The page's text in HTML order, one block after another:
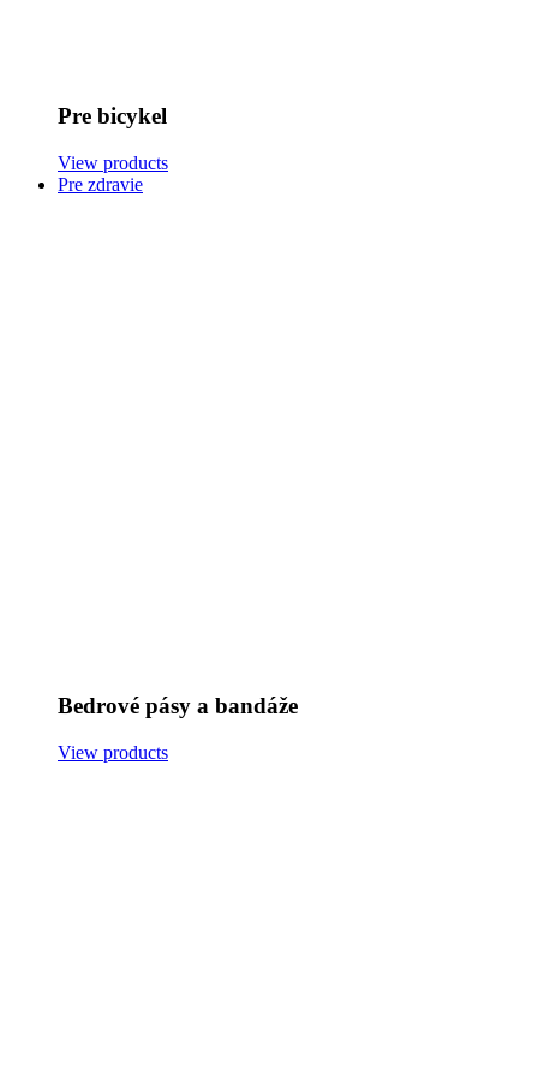
Pre bicykel
View products
Pre zdravie
Bedrové pásy a bandáže
View products